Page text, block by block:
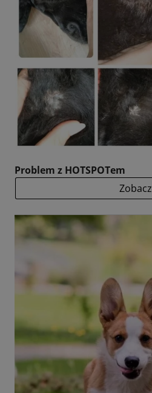
Problem z HOTSPOTem
Zobacz